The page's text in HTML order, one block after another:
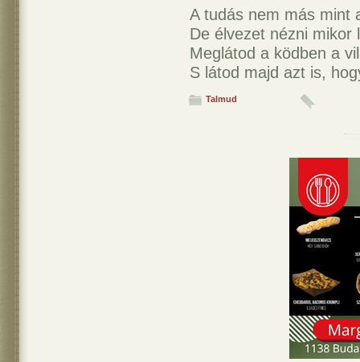
A tudás nem más mint
De élvezet nézni mikor
Meglátod a ködben a
S látod majd azt is,
Talmud